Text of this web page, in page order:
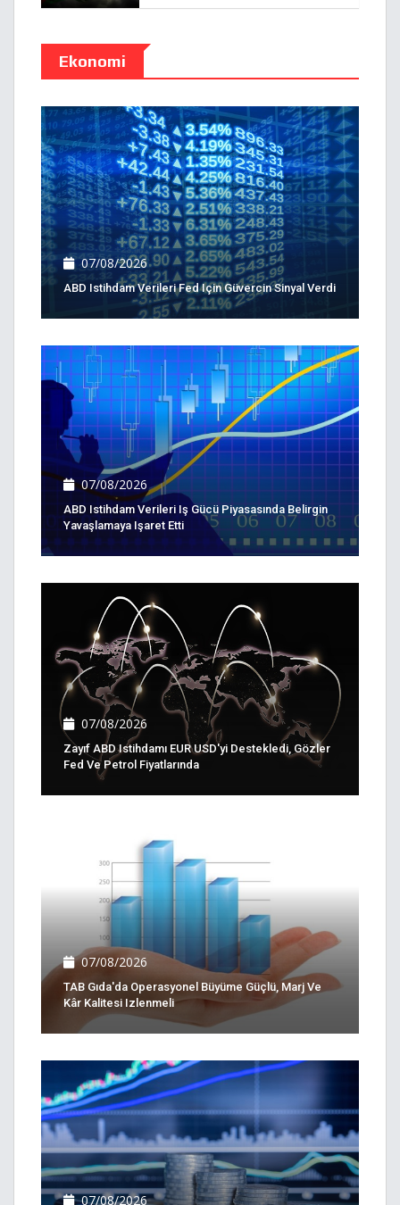
Ekonomi
07/08/2026
ABD Istihdam Verileri Fed Için Güvercin Sinyal Verdi
07/08/2026
ABD Istihdam Verileri Iş Gücü Piyasasında Belirgin
Yavaşlamaya Işaret Etti
07/08/2026
Zayıf ABD Istihdamı EUR USD'yi Destekledi, Gözler
Fed Ve Petrol Fiyatlarında
07/08/2026
TAB Gıda'da Operasyonel Büyüme Güçlü, Marj Ve
Kâr Kalitesi Izlenmeli
07/08/2026